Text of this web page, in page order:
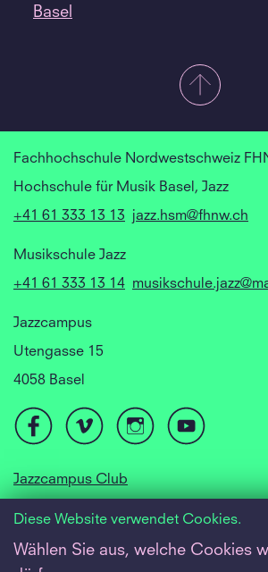
Basel
Fachhochschule Nordwestschweiz
Hochschule für Musik Basel, Jazz
+41 61 333 13 13
jazz.hsm@fhnw.ch
Musikschule Jazz
+41 61 333 13 14
Jazzcampus
Utengasse 15
4058 Basel
Jazzcampus Club
Diese Website verwendet Cookies.
Wählen Sie aus, welche Cookies